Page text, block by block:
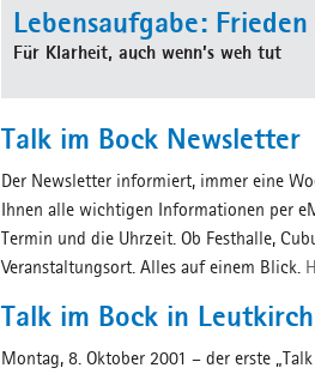
Lebensaufgabe:
Für Klarheit, auch wenn’s weh tut
Talk im Bock Newsletter
Der Newsletter informiert, immer eine
Ihnen alle wichtigen Informationen per
Termin und die Uhrzeit. Ob Festhalle,
Veranstaltungsort. Alles auf einem Blick.
Talk im Bock in
Montag, 8. Oktober 2001 – der erste